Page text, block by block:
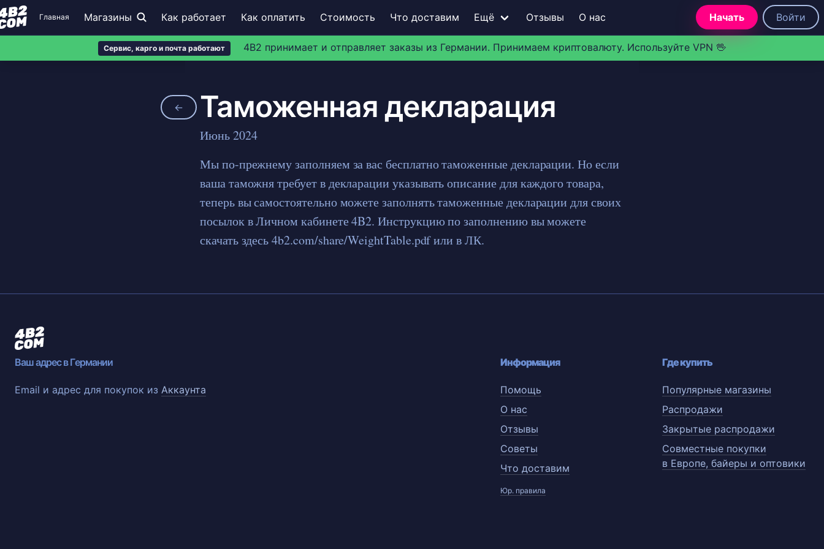
Сервис, карго и почта работают 4B2 принимает и отправляет заказы из Германии. Принимаем криптовалюту. Используйте VPN 🖖
Главная Магазины Как работает Как оплатить Стоимость Что доставим Ещё Отзывы О нас Начать Войти
← Таможенная декларация
Июнь 2024
Мы по-прежнему заполняем за вас бесплатно таможенные декларации. Но если
ваша таможня требует в декларации указывать описание для каждого товара,
теперь вы самостоятельно можете заполнять таможенные декларации для своих
посылок в Личном кабинете 4B2. Инструкцию по заполнению вы можете
скачать здесь 4b2.com/share/WeightTable.pdf или в ЛК.
Ваш адрес в Германии
Email и адрес для покупок из Аккаунта
Информация
Помощь
О нас
Отзывы
Советы
Что доставим
Юр. правила
Где купить
Популярные магазины
Распродажи
Закрытые распродажи
Совместные покупки
в Европе, байеры и оптовики